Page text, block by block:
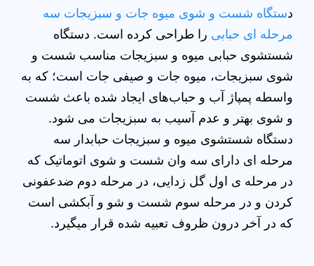
دستگاه شست و شوی میوه جات و سبزیجات سه
مرحله ای حبابی را طراحی کرده است. دستگاه
شستشوی حبابی میوه و سبزیجات مناسب شست و
شوی سبزیجات، میوه جات و صیفی جات است؛ که به
واسطه پمپاژ آب و حباب‌های ایجاد شده باعث شست
و شوی بهتر و عدم آسیب به سبزیجات می شود.
دستگاه شستشوی میوه و سبزیجات حبابدار سه
مرحله ای دارای سه وان شست و شوی اتوماتیک که
در مرحله ی اول گل زدایی، در مرحله دوم ضدعفونی
کردن و در مرحله سوم شست و شو و آبکشی است
که در آخر درون ظروف تعبیه شده قرار میگیرد.